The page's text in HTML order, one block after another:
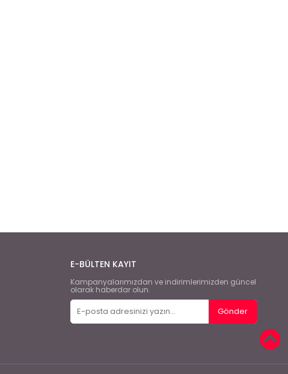
E-BÜLTEN KAYIT
Kampanyalarımızdan ve indirimlerimizden güncel
olarak haberdar olun.
Gönder